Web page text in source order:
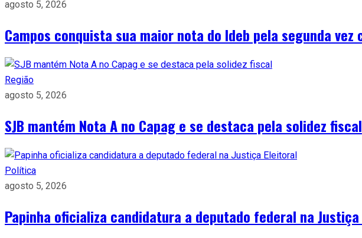
agosto 5, 2026
Campos conquista sua maior nota do Ideb pela segunda vez
Região
agosto 5, 2026
SJB mantém Nota A no Capag e se destaca pela solidez fiscal
Política
agosto 5, 2026
Papinha oficializa candidatura a deputado federal na